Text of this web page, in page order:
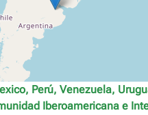
Perú, Venezuela,
Iberoamericana e